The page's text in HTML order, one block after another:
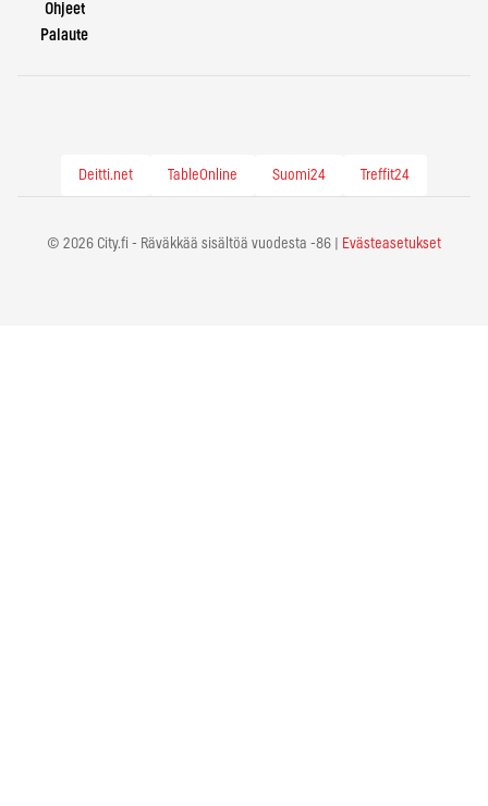
Ohjeet
Palaute
Deitti.net TableOnline Suomi24 Treffit24
© 2026 City.fi - Räväkkää sisältöä vuodesta -86 | Evästeasetukset